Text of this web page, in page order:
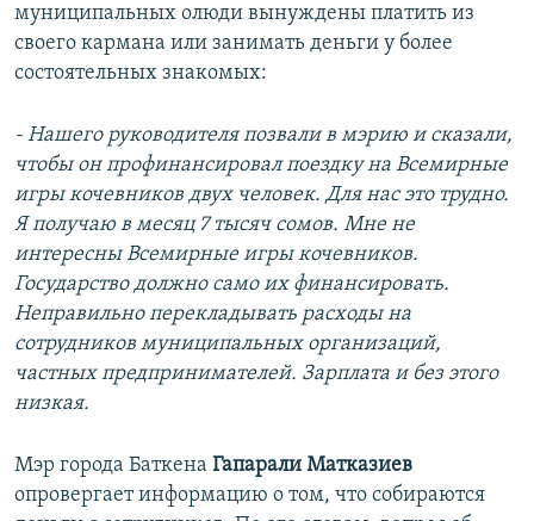
муниципальных олюди вынуждены платить из
своего кармана или занимать деньги у более
состоятельных знакомых:
- Нашего руководителя позвали в мэрию и сказали,
чтобы он профинансировал поездку на Всемирные
игры кочевников двух человек. Для нас это трудно.
Я получаю в месяц 7 тысяч сомов. Мне не
интересны Всемирные игры кочевников.
Государство должно само их финансировать.
Неправильно перекладывать расходы на
сотрудников муниципальных организаций,
частных предпринимателей. Зарплата и без этого
низкая.
Мэр города Баткена Гапарали Матказиев
опровергает информацию о том, что собираются